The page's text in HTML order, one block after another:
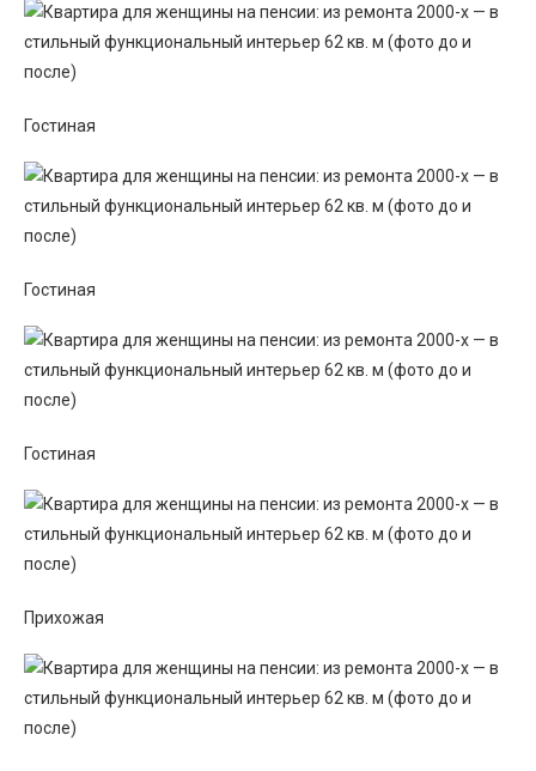
Гостиная
Гостиная
Гостиная
Прихожая